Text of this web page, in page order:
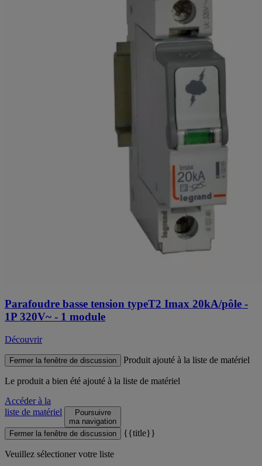
Parafoudre basse tension typeT2 Imax 20kA/pôle -
1P 320V~ - 1 module
Découvrir
Fermer la fenêtre de discussion Produit ajouté à la liste de matériel
Le produit a bien été ajouté à la liste de matériel
Accéder à la
liste de matériel
Poursuivre
ma navigation
Fermer la fenêtre de discussion
{{title}}
Veuillez sélectioner votre liste